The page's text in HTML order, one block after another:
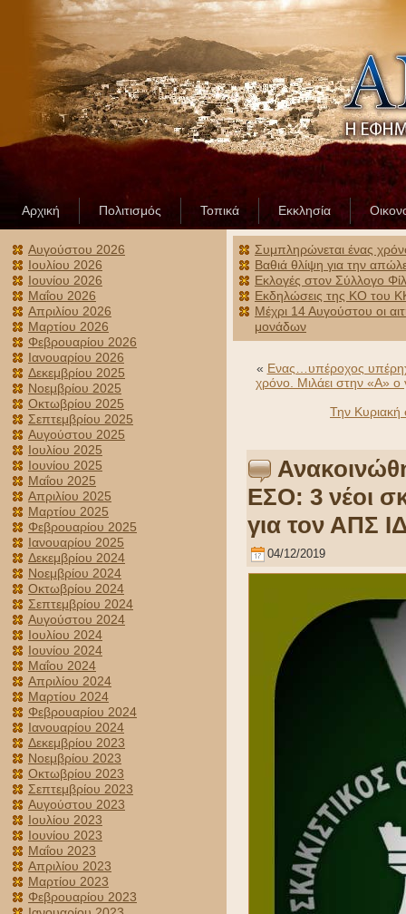
Αρχική Πολιτισμός Τοπικά Εκκλησία
Αυγούστου 2026
Ιουλίου 2026
Ιουνίου 2026
Μαΐου 2026
Απριλίου 2026
Μαρτίου 2026
Φεβρουαρίου 2026
Ιανουαρίου 2026
Δεκεμβρίου 2025
Νοεμβρίου 2025
Οκτωβρίου 2025
Σεπτεμβρίου 2025
Αυγούστου 2025
Ιουλίου 2025
Ιουνίου 2025
Μαΐου 2025
Απριλίου 2025
Μαρτίου 2025
Φεβρουαρίου 2025
Ιανουαρίου 2025
Δεκεμβρίου 2024
Νοεμβρίου 2024
Οκτωβρίου 2024
Σεπτεμβρίου 2024
Αυγούστου 2024
Ιουλίου 2024
Ιουνίου 2024
Μαΐου 2024
Απριλίου 2024
Μαρτίου 2024
Φεβρουαρίου 2024
Ιανουαρίου 2024
Δεκεμβρίου 2023
Νοεμβρίου 2023
Οκτωβρίου 2023
Σεπτεμβρίου 2023
Αυγούστου 2023
Ιουλίου 2023
Ιουνίου 2023
Μαΐου 2023
Απριλίου 2023
Μαρτίου 2023
Φεβρουαρίου 2023
Συμπληρώνεται ένας
Βαθιά θλίψη για την
Εκλογές στον Σύλλογο
Εκδηλώσεις της ΚΟ του
Μέχρι 14 Αυγούστου οι
μονάδων
« Ενας…υπέροχος
χρόνο. Μιλάει στην «Α» ο
Την Κυριακή
ΕΣΟ: 3 νέοι
για τον ΑΠΣ
04/12/2019